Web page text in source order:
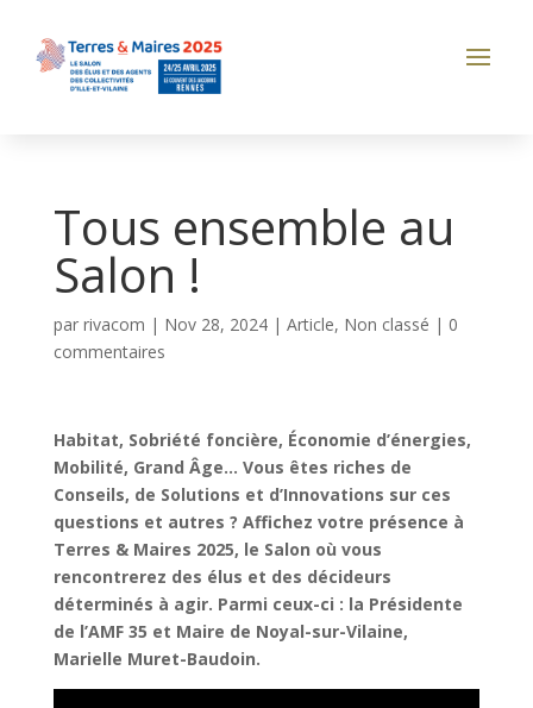
Tous ensemble au
Salon !
par rivacom | Nov 28, 2024| Article, Non classé | 0
commentaires
Habitat, Sobriété foncière, Économie d’énergies,
Mobilité, Grand Âge… Vous êtes riches de
Conseils, de Solutions et d’Innovations sur ces
questions et autres ? Affichez votre présence à
Terres & Maires 2025, le Salon où vous
rencontrerez des élus et des décideurs
déterminés à agir. Parmi ceux-ci : la Présidente
de l’AMF 35 et Maire de Noyal-sur-Vilaine,
Marielle Muret-Baudoin.